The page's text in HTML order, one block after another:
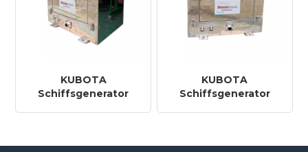
KUBOTA
Schiffsgenerator
KUBOTA
Schiffsgenerator